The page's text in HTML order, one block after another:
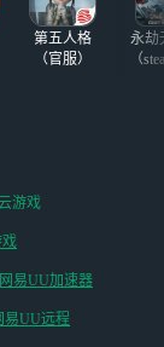
，
第五人格
（官服）
永劫
（
游戏
戏
网易UU加速器
易UU远程